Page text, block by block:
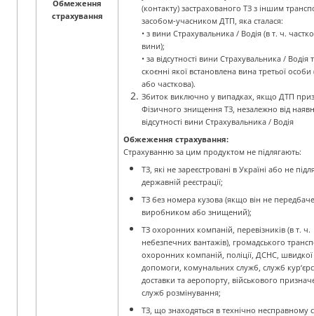
Обмеження
страхування
(контакту) застрахованого ТЗ з іншим
засобом-учасником ДТП, яка сталася:
• з вини Страхувальника / Водія (в т. ч.
вини);
• за відсутності вини Страхувальника / Водія
скоєнні якої встановлена винатретьої
або часткова).
Збиток виключно у випадках, якщо ДТП
Фізичного знищення ТЗ, незалежно від
відсутності вини Страхувальника / Водія
Обжеження страхування:
Страхуванню за цим продуктом не підлягають:
ТЗ, які не зареєстровані в Україні або не
державній реєстрації;
ТЗ без номера кузова (якщо він не
виробником або знищений);
ТЗ охоронних компаній, перевізників (в т. ч.
небезпечних вантажів), громадського
охоронних компаній, поліції, ДСНС, швидкої
допомоги, комунальних служб, служб
доставки та аеропорту, військового
служб розмінування;
ТЗ, що знаходяться в технічно несправному